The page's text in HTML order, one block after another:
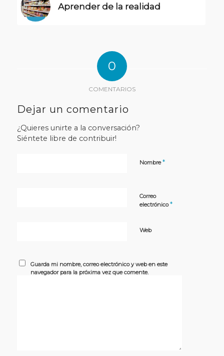
Aprender de la realidad
0
COMENTARIOS
Dejar un comentario
¿Quieres unirte a la conversación?
Siéntete libre de contribuir!
Nombre*
Correo
electrónico*
Web
Guarda mi nombre, correo electrónico y web en este
navegador para la próxima vez que comente.